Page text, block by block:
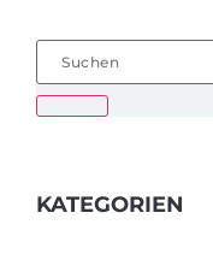
KATEGORIEN